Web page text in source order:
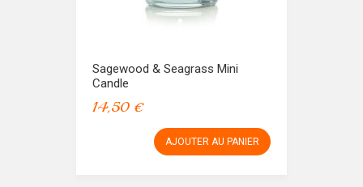
Sagewood & Seagrass Mini
Candle
14,50 €
AJOUTER AU PANIER